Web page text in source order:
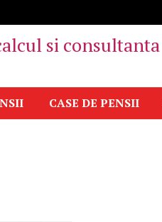
si consultanta
CASE DE PENSII